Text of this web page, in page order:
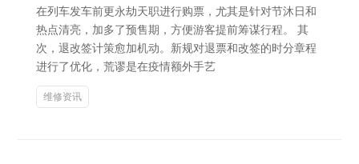
在列车发车前更永劫天职进行购票，尤其是针对节沐日和
热点清亮，加多了预售期，方便游客提前筹谋行程。 其
次，退改签计策愈加机动。新规对退票和改签的时分章程
进行了优化，荒谬是在疫情额外手艺
维修资讯